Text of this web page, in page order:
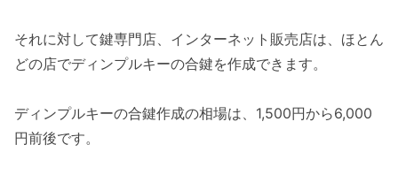
それに対して鍵専門店、インターネット販売店は、ほとん
どの店でディンプルキーの合鍵を作成できます。
ディンプルキーの合鍵作成の相場は、1,500円から6,000
円前後です。